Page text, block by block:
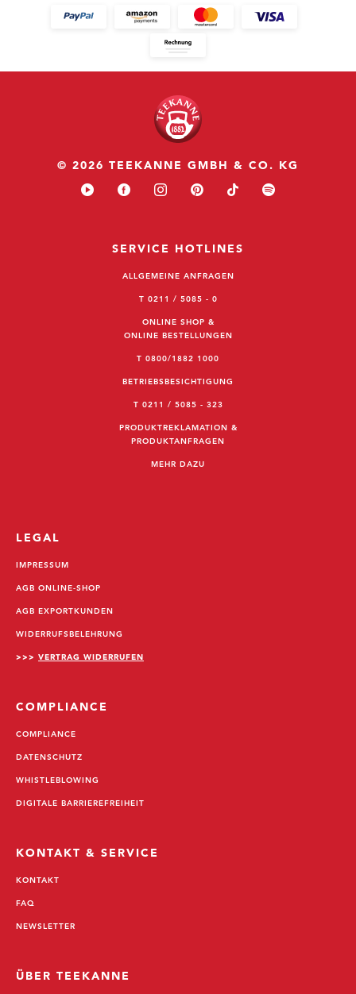
© 2026 TEEKANNE GMBH & CO. KG
SERVICE HOTLINES
ALLGEMEINE ANFRAGEN
T 0211 / 5085 - 0
ONLINE SHOP &
ONLINE BESTELLUNGEN
T 0800/1882 1000
BETRIEBSBESICHTIGUNG
T 0211 / 5085 - 323
PRODUKTREKLAMATION &
PRODUKTANFRAGEN
MEHR DAZU
LEGAL
IMPRESSUM
AGB ONLINE-SHOP
AGB EXPORTKUNDEN
WIDERRUFSBELEHRUNG
>>> VERTRAG WIDERRUFEN
COMPLIANCE
COMPLIANCE
DATENSCHUTZ
WHISTLEBLOWING
DIGITALE BARRIEREFREIHEIT
KONTAKT & SERVICE
KONTAKT
FAQ
NEWSLETTER
ÜBER TEEKANNE